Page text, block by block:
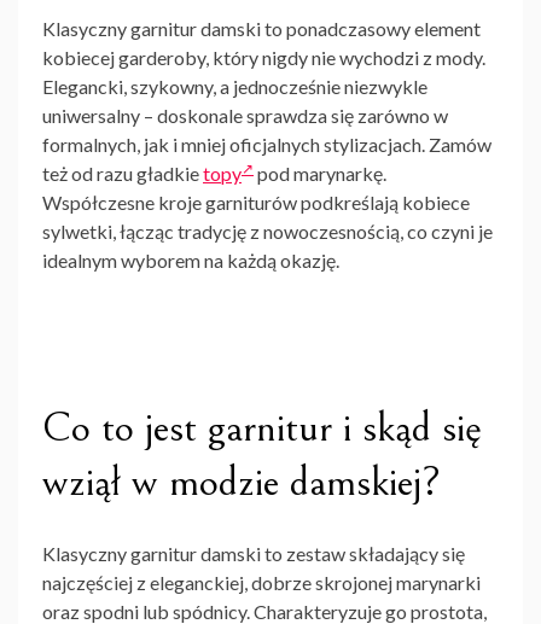
Klasyczny garnitur damskito ponadczasowy element
kobiecej garderoby, który nigdy nie wychodzi z mody.
Elegancki, szykowny, a jednocześnie niezwykle
uniwersalny – doskonale sprawdza się zarówno w
formalnych, jak i mniej oficjalnych stylizacjach. Zamów
też od razu gładkietopy
pod marynarkę.
Współczesne kroje garniturów podkreślają kobiece
sylwetki, łącząc tradycję z nowoczesnością, co czyni je
idealnym wyborem na każdą okazję.
Co to jest garnitur i skąd się
wziął w modzie damskiej?
Klasyczny garnitur damskito zestaw składający się
najczęściej z eleganckiej, dobrze skrojonej marynarki
oraz spodni lub spódnicy. Charakteryzuje go prostota,